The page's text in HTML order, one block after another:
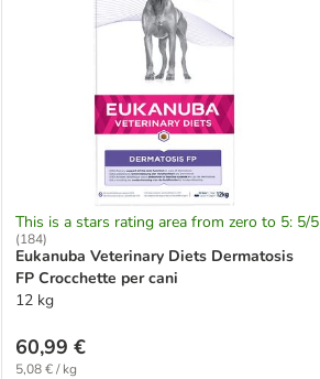
This is a stars rating area from zero to 5: 5/5
(184)
Eukanuba Veterinary Diets Dermatosis
FP Crocchette per cani
12 kg
60,99 €
5,08 € / kg